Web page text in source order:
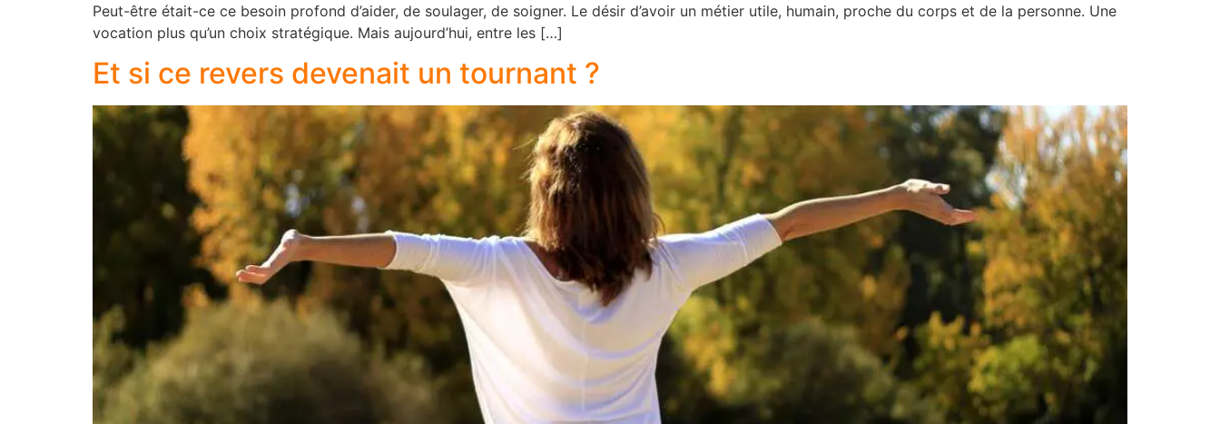
Peut-être était-ce ce besoin profond d’aider, de soulager, de soigner. Le désir d’avoir un métier utile, humain, proche du corps et de la personne. Une
vocation plus qu’un choix stratégique. Mais aujourd’hui, entre les […]
Et si ce revers devenait un tournant ?